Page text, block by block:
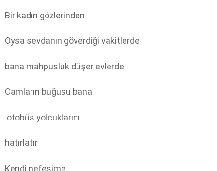
Bir kadın gözlerinden
Oysa sevdanın göverdiği vakitlerde
bana mahpusluk düşer evlerde
Camların buğusu bana
otobüs yolcuklarını
hatırlatır
Kendi nefesime